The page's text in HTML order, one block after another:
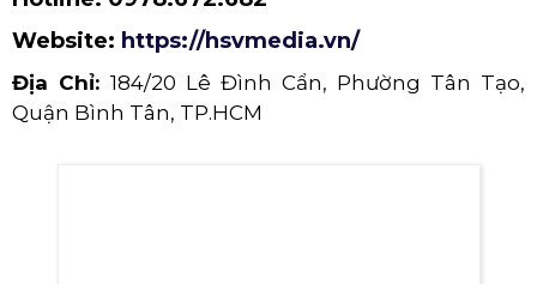
Hotline:
0978.672.682
Website:https://hsvmedia.vn/
Địa Chỉ:184/20 Lê Đình Cẩn, Phường Tân Tạo,